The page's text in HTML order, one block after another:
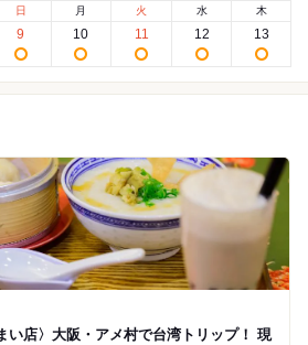
日
9
月
10
火
11
水
12
木
13
い店〉大阪・アメ村で台湾トリップ！ 現